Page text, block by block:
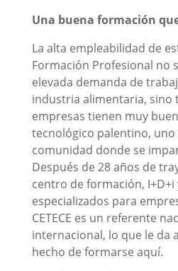
Una buena formación
La alta empleabilidad de
Formación Profesional no
elevada demanda de
industria alimentaria, sino
empresas tienen muy
tecnológico palentino, uno
comunidad donde se
Después de 28 años de
centro de formación, I+D+i
especializados para
CETECE es un referente
internacional, lo que le da
hecho de formarse aquí.